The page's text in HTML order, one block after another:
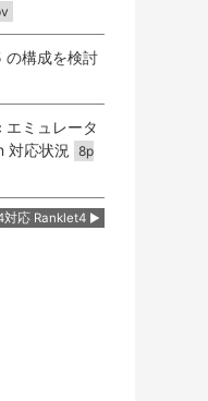
の構成を検討
ミュレータ
対応状況
8p
対応 Ranklet4